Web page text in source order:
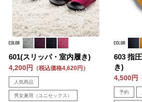
601(スリッパ・室内履き)
4,200円 （税込価格4,620円）
人気商品
男女兼用（ユニセックス）
603 指
き)
4,500円
予約